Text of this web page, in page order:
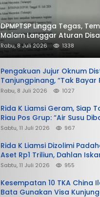
DPMPTSP Lingga Tegas,
Malam Langgar Aturan
Rabu, 8 Juli 2026 1338
Pengakuan Jujur Oknum
Tanjungpinang, “Tak Bayar
demi Untung”
Rabu, 8 Juli 2026 1027
Rida K Liamsi Geram, Siap
Riau Pos Grup: “Air Susu
Sabtu, 11 Juli 2026 967
Rida K Liamsi Dizolimi
Aset Rp1 Triliun, Dahlan
Membela
Sabtu, 11 Juli 2026 955
Kesempatan 10 TKA China
Bata Gunakan Visa